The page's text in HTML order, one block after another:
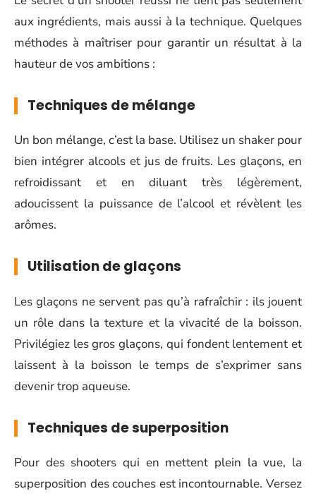
aux ingrédients, mais aussi à la technique. Quelques
méthodes à maîtriser pour garantir un résultat à la
hauteur de vos ambitions :
Techniques de mélange
Un bon mélange, c’est la base. Utilisez un shaker pour
bien intégrer alcools et jus de fruits. Les glaçons, en
refroidissant et en diluant très légèrement,
adoucissent la puissance de l’alcool et révèlent les
arômes.
Utilisation de glaçons
Les glaçons ne servent pas qu’à rafraîchir : ils jouent
un rôle dans la texture et la vivacité de la boisson.
Privilégiez les gros glaçons, qui fondent lentement et
laissent à la boisson le temps de s’exprimer sans
devenir trop aqueuse.
Techniques de superposition
Pour des shooters qui en mettent plein la vue, la
superposition des couches est incontournable. Versez